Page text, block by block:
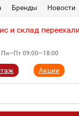
Бренды Новости
склад
Пн—Пт 09:00—18:00
Акции